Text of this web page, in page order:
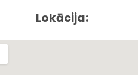
Lokācija: